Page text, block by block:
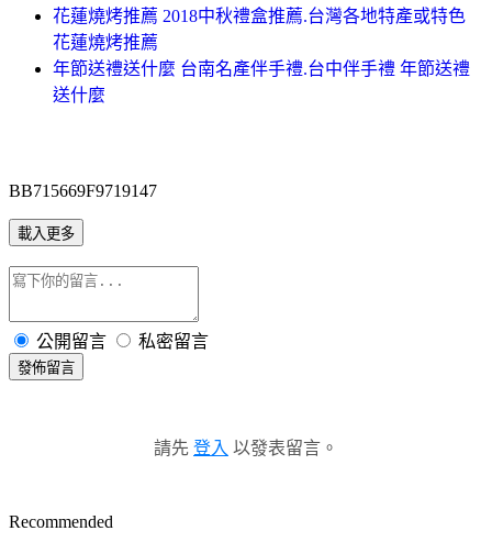
花蓮燒烤推薦 2018中秋禮盒推薦.台灣各地特產或特色
花蓮燒烤推薦
年節送禮送什麼 台南名產伴手禮.台中伴手禮 年節送禮
送什麼
BB715669F9719147
載入更多
公開留言 私密留言
發佈留言
請先 登入 以發表留言。
Recommended